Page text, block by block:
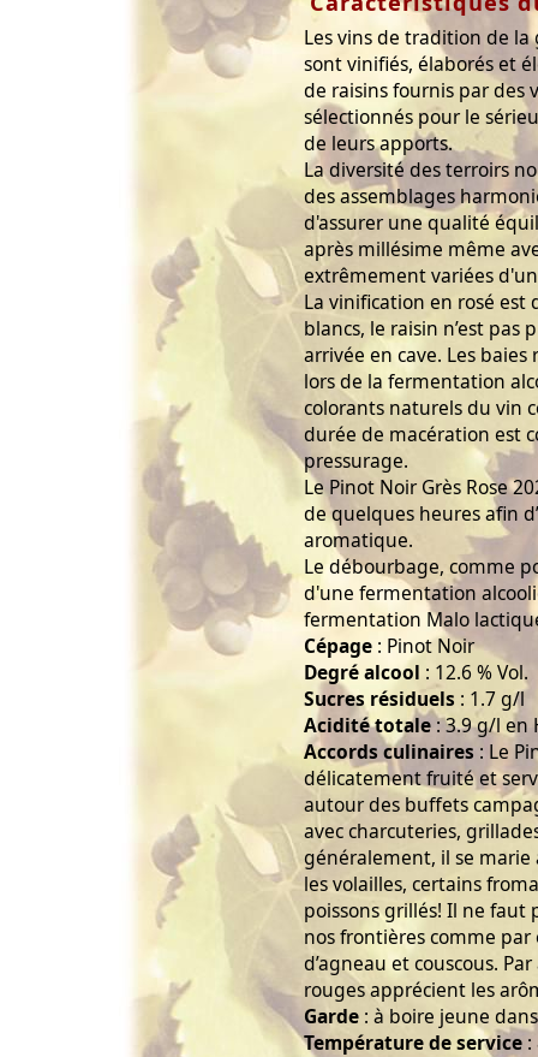
Les vins de tradition de
sont vinifiés, élaborés et
de raisins fournis par des
sélectionnés pour le
de leurs apports.
La diversité des terroirs
des assemblages
d'assurer une qualité
après millésime même
extrêmement variées
La vinification en rosé est
blancs, le raisin n’est
arrivée en cave. Les
lors de la fermentation
colorants naturels du vin
durée de macération est
pressurage.
Le Pinot Noir Grès Rose
de quelques heures afin
aromatique.
Le débourbage, comme
d'une fermentation
fermentation Malo
Cépage : Pinot Noir
Degré alcool : 12.6 % Vol.
Sucres résiduels : 1.7 g/l
Acidité totale: 3.9 g/l en
Accords culinaires : Le
délicatement fruité et
autour des buffets
avec charcuteries,
généralement, il se marie
les volailles, certains
poissons grillés! Il ne faut
nos frontières comme
d’agneau et couscous.
rouges apprécient les
Garde : à boire jeune
Température de service :